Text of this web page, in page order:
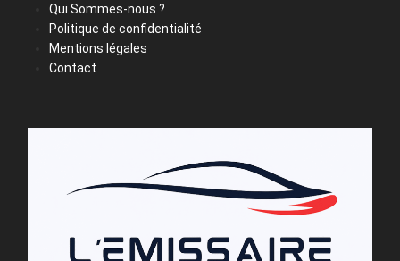
Qui Sommes-nous ?
Politique de confidentialité
Mentions légales
Contact